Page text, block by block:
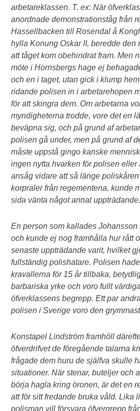
arbetareklassen. T. ex: När
anordnade demonstrationståg från
Hassellbacken till Rosendal å
hylla Konung Oskar II, beredde den
att tåget kom obehindrat fram. Men
möte i Hornsbergs hage ej
och en i taget, utan gick i klump
ridande polisen in i arbetarehopen
för att skingra dem. Om arbetarna
myndigheterna trodde, vore det en
beväpna sig, och på grund af
polisen gå under, men på grund af
måste uppstå gingo kanske
ingen nytta hvarken för polisen eller
ansåg vidare att så länge
korpraler från regementena, kunde
sida vänta något annat uppträdande.
En person som kallades Johansson
och kunde ej nog framhålla hur rått
senaste uppträdande varit, hvilket
fullständig polishatare. Polisen
kravallerna för 15 år tillbaka,
barbariska yrke och voro fullt
öfverklassens begrepp. Ett par
polisen i Sverige voro den
Konstapel Lindström framhöll
öfverdrifvet de föregående talarna
frågade dem huru de själfva skulle
situationer. När stenar, buteljer och
börja hagla kring öronen, är det en
att för sitt fredande bruka våld. Lika
polisman vill försvara öfvergrepp